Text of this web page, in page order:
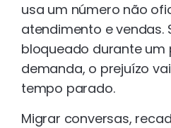
usa um número não
atendimento e vendas.
bloqueado durante um
demanda, o prejuízo
tempo parado.
Migrar conversas,